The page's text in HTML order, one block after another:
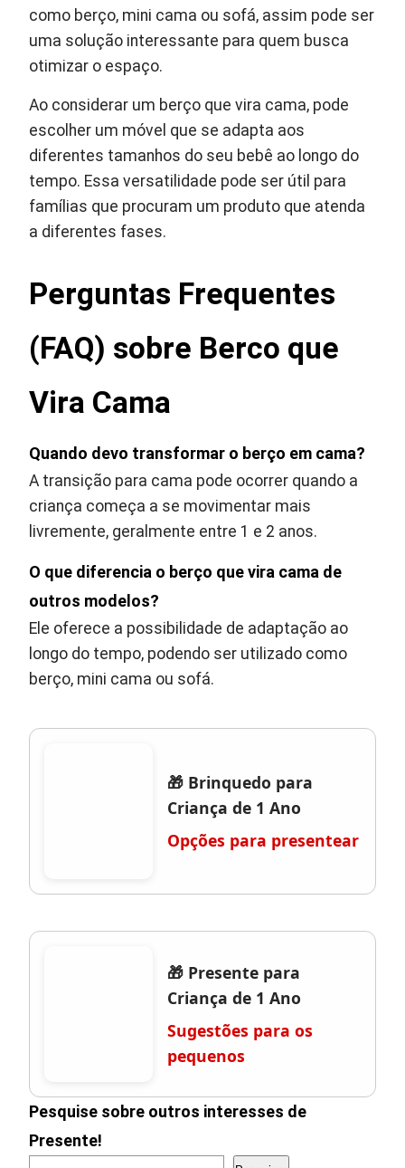
como berço, mini cama ou sofá, assim pode ser
uma solução interessante para quem busca
otimizar o espaço.
Ao considerar um berço que vira cama, pode
escolher um móvel que se adapta aos
diferentes tamanhos do seu bebê ao longo do
tempo. Essa versatilidade pode ser útil para
famílias que procuram um produto que atenda
a diferentes fases.
Perguntas Frequentes
(FAQ) sobre Berco que
Vira Cama
Quando devo transformar o berço em cama?
A transição para cama pode ocorrer quando a
criança começa a se movimentar mais
livremente, geralmente entre 1 e 2 anos.
O que diferencia o berço que vira cama de
outros modelos?
Ele oferece a possibilidade de adaptação ao
longo do tempo, podendo ser utilizado como
berço, mini cama ou sofá.
🎁 Brinquedo para
Criança de 1 Ano
Opções para presentear
🎁 Presente para
Criança de 1 Ano
Sugestões para os
pequenos
Pesquise sobre outros interesses de
Presente!